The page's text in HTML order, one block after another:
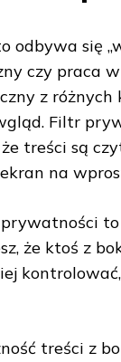
odbywa się
czy praca
z różnych
Filtr
treści są
na
że ktoś z
treści z